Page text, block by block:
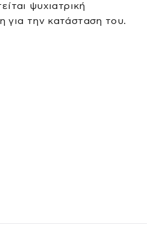
ψυχιατρική
για την κατάσταση του.